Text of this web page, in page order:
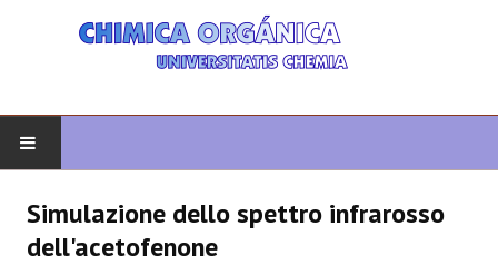
CHIMICA ORGANICA
Simulazione dello spettro infrarosso
dell'acetofenone